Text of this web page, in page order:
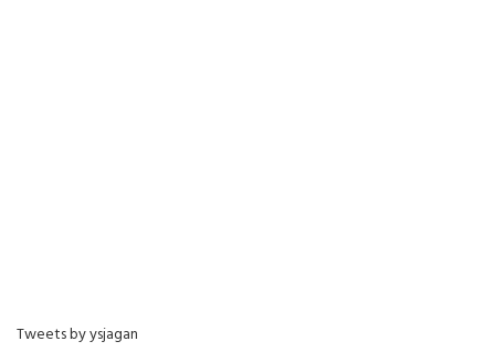
Tweets by ysjagan